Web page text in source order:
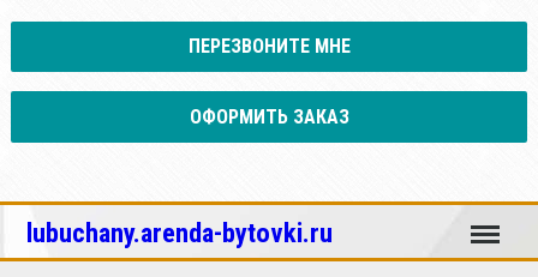
ПЕРЕЗВОНИТЕ МНЕ
ОФОРМИТЬ ЗАКАЗ
lubuchany.arenda-bytovki.ru Меню